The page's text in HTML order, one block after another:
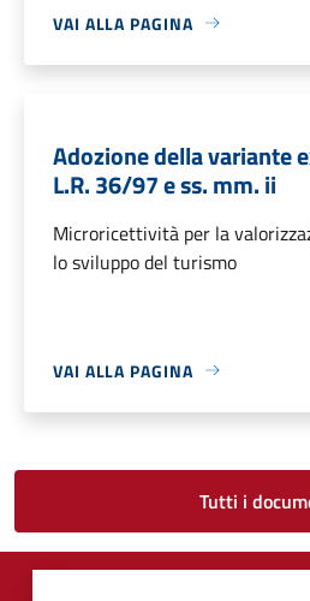
VAI ALLA PAGINA
Adozione della variante
L.R. 36/97 e ss. mm. ii
Microricettività per la
lo sviluppo del turismo
VAI ALLA PAGINA
Tutti i